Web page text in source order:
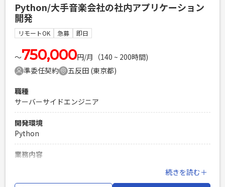
ら業務効率化を図れる 「自律的な開発環境」の構築を目指し
ているため、そこに寄与いただける方を求めています。 【業
務内容】 ミドルオフィス領域（契約/署名/請求業務）におけ
る要件定義から開発、運用、および現場の自走支援を担当い
ただきます。 (1)スクラッチ開発・運用 - Claude Code等のAI
ツールを駆使した、複雑な業務ロジックの設計・開発
（TypeScript/Python等）。 - Google Cloud環境をベースと
Development）のエコシステム構築 - ビジネス職が n8n や
Google Apps Script を安全・効果的に利用するためのガイド
ライン策定。 - 共通で利用するコンポーネントやAPI接続基盤
の整備。 - 現場担当者が作成したツールのレビューや技術的な
アドバイス。 (3)プラットフォーム管理 - Google Workspace
と Google Cloud の連携設定および権限管理の最適化。 【対
応工程】 要件定義〜運用、その後の現場の自走支援、まで一
人称で対応 【手法】 アジャイル（スクラム） 【環境】 ・言
語：TypeScript, Python, Google Apps Script (GAS) ・イン
Python/大手音楽会社の社内アプリケーション
開発
リモートOK 急募 即日
〜750,000円/月（140 ~ 200時間)
準委任契約
五反田 (東京都)
職種
サーバーサイドエンジニア
開発環境
Python
業務内容
きます。 機能単位あるいはPoCの内容によってAzure /続きを読む＋